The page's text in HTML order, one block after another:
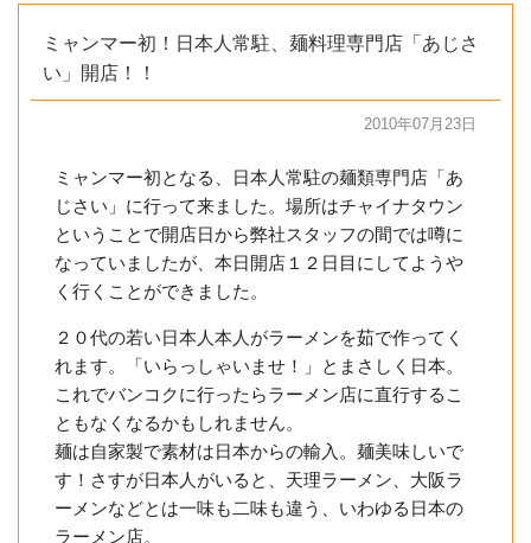
ミャンマー初！日本人常駐、麺料理専門店「あじさ
い」開店！！
2010年07月23日
ミャンマー初となる、日本人常駐の麺類専門店「あ
じさい」に行って来ました。場所はチャイナタウン
ということで開店日から弊社スタッフの間では噂に
なっていましたが、本日開店１２日目にしてようや
く行くことができました。
２０代の若い日本人本人がラーメンを茹で作ってく
れます。「いらっしゃいませ！」とまさしく日本。
これでバンコクに行ったらラーメン店に直行するこ
ともなくなるかもしれません。
麺は自家製で素材は日本からの輸入。麺美味しいで
す！さすが日本人がいると、天理ラーメン、大阪ラ
ーメンなどとは一味も二味も違う、いわゆる日本の
ラーメン店。